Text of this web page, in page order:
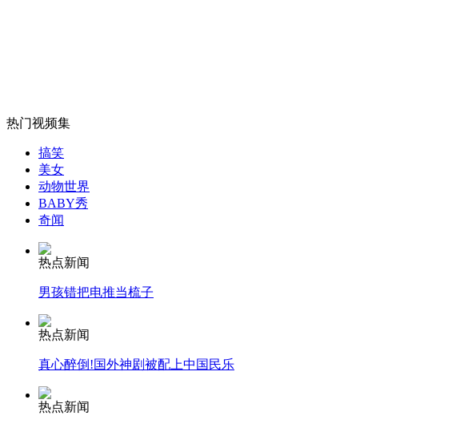
外交部：反对强权政治霸凌主义
外交部：有关国家言论片面不公正
安徽一实载49人客车翻车
热门视频集
搞笑
美女
动物世界
BABY秀
奇闻
热点新闻
男孩错把电推当梳子
热点新闻
真心醉倒!国外神剧被配上中国民乐
热点新闻